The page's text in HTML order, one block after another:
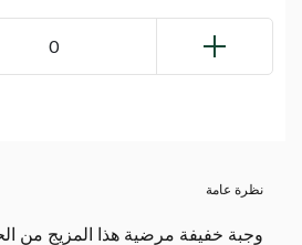
0
نظرة عامة
وجبة خفيفة مرضية هذا المزيج من